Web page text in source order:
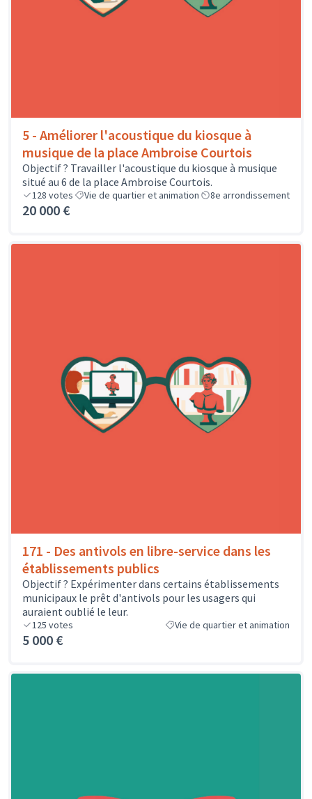
5 - Améliorer l'acoustique du kiosque à
musique de la place Ambroise Courtois
Objectif ? Travailler l'acoustique du kiosque à musique
situé au 6 de la place Ambroise Courtois.
128 votes Vie de quartier et animation 8e arrondissement
20 000 €
171 - Des antivols en libre-service dans les
établissements publics
Objectif ? Expérimenter dans certains établissements
municipaux le prêt d'antivols pour les usagers qui
auraient oublié le leur.
125 votes Vie de quartier et animation
5 000 €